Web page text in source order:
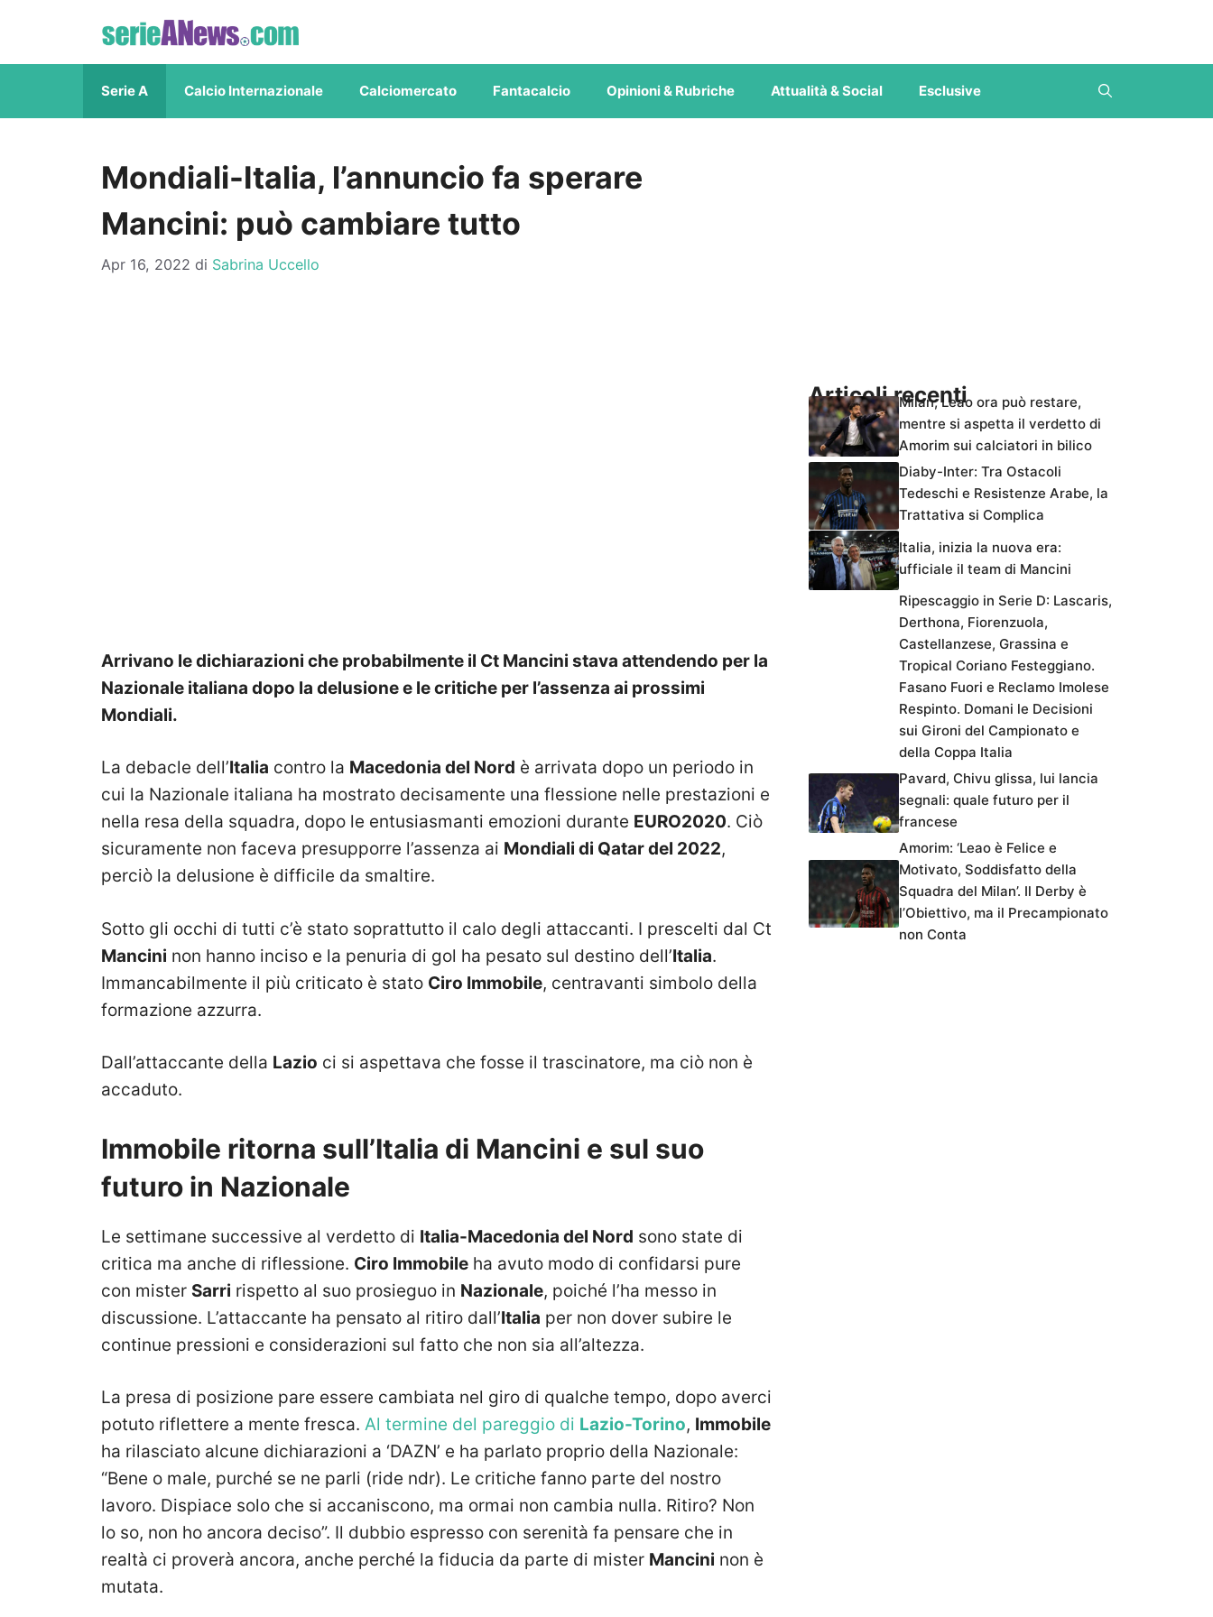
contenuto
Serie A Calcio Internazionale Calciomercato Fantacalcio Opinioni & Rubriche Attualità & Social Esclusive
Mondiali-Italia, l’annuncio fa sperare
Mancini: può cambiare tutto
Apr 16, 2022 di Sabrina Uccello
Arrivano le dichiarazioni che probabilmente il Ct Mancini stava attendendo per la
Nazionale italiana dopo la delusione e le critiche per l’assenza ai prossimi
Mondiali.
La debacle dell’Italia contro la Macedonia del Nord è arrivata dopo un periodo in
cui la Nazionale italiana ha mostrato decisamente una flessione nelle prestazioni e
nella resa della squadra, dopo le entusiasmanti emozioni durante EURO2020. Ciò
sicuramente non faceva presupporre l’assenza ai Mondiali di Qatar del 2022,
perciò la delusione è difficile da smaltire.
Sotto gli occhi di tutti c’è stato soprattutto il calo degli attaccanti. I prescelti dal Ct
Mancini non hanno inciso e la penuria di gol ha pesato sul destino dell’Italia.
Immancabilmente il più criticato è stato Ciro Immobile, centravanti simbolo della
formazione azzurra.
Dall’attaccante della Lazio ci si aspettava che fosse il trascinatore, ma ciò non è
accaduto.
Immobile ritorna sull’Italia di Mancini e sul suo
futuro in Nazionale
Le settimane successive al verdetto di Italia-Macedonia del Nord sono state di
critica ma anche di riflessione. Ciro Immobile ha avuto modo di confidarsi pure
con mister Sarri rispetto al suo prosieguo in Nazionale, poiché l’ha messo in
discussione. L’attaccante ha pensato al ritiro dall’Italia per non dover subire le
continue pressioni e considerazioni sul fatto che non sia all’altezza.
La presa di posizione pare essere cambiata nel giro di qualche tempo, dopo averci
potuto riflettere a mente fresca. Al termine del pareggio di Lazio-Torino, Immobile
ha rilasciato alcune dichiarazioni a ‘DAZN’ e ha parlato proprio della Nazionale:
“Bene o male, purché se ne parli (ride ndr). Le critiche fanno parte del nostro
lavoro. Dispiace solo che si accaniscono, ma ormai non cambia nulla. Ritiro? Non
lo so, non ho ancora deciso”. Il dubbio espresso con serenità fa pensare che in
realtà ci proverà ancora, anche perché la fiducia da parte di mister Mancini non è
mutata.
Articoli recentiMilan, Leao ora può restare,
mentre si aspetta il verdetto di
Amorim sui calciatori in bilico
Diaby-Inter: Tra Ostacoli
Tedeschi e Resistenze Arabe, la
Trattativa si Complica
Italia, inizia la nuova era:
ufficiale il team di Mancini
Ripescaggio in Serie D: Lascaris,
Derthona, Fiorenzuola,
Castellanzese, Grassina e
Tropical Coriano Festeggiano.
Fasano Fuori e Reclamo Imolese
Respinto. Domani le Decisioni
sui Gironi del Campionato e
della Coppa Italia
Pavard, Chivu glissa, lui lancia
segnali: quale futuro per il
francese
Amorim: ‘Leao è Felice e
Motivato, Soddisfatto della
Squadra del Milan’. Il Derby è
l’Obiettivo, ma il Precampionato
non Conta